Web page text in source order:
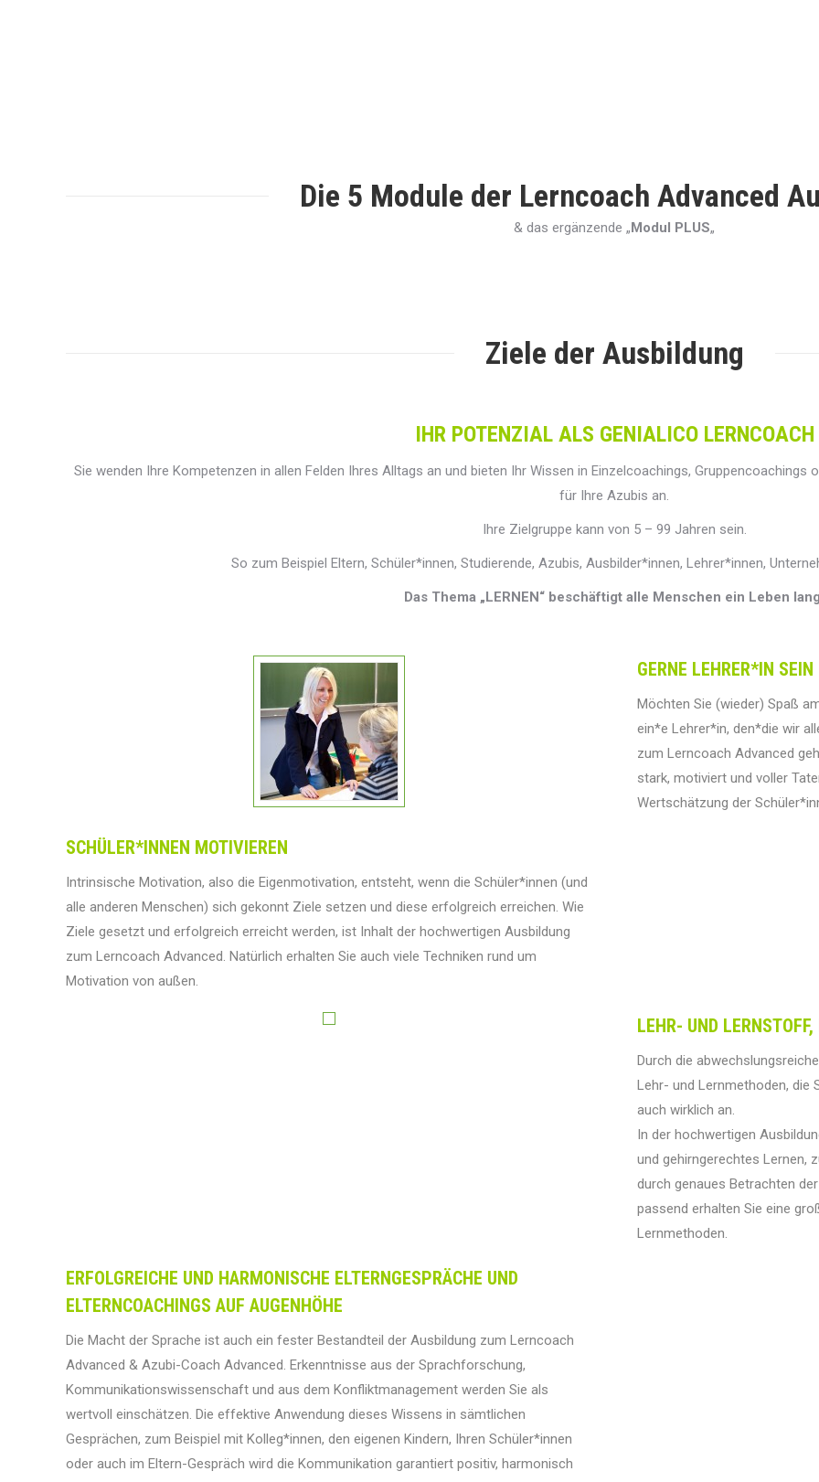
Die 5 Module der Lerncoach Advanced
& das ergänzende „Modul PLUS„
Ziele der Ausbildung
IHR POTENZIAL ALS GENIALICO LERNCOACH
Sie wenden Ihre Kompetenzen in allen Felden Ihres Alltags an und bieten Ihr Wissen in Einzelcoachings,
für Ihre Azubis an.
Ihre Zielgruppe kann von 5 – 99 Jahren sein.
So zum Beispiel Eltern, Schüler*innen, Studierende, Azubis, Ausbilder*innen, Lehrer*innen,
Das Thema „LERNEN“ beschäftigt alle Menschen ein Leben
GERNE LEHRER*IN SEIN
Möchten Sie (wieder) Spaß
ein*e Lehrer*in, den*die wir
zum Lerncoach Advanced
stark, motiviert und voller
Wertschätzung der
SCHÜLER*INNEN MOTIVIEREN
Intrinsische Motivation, also die Eigenmotivation, entsteht, wenn die Schüler*innen (und
alle anderen Menschen) sich gekonnt Ziele setzen und diese erfolgreich erreichen. Wie
Ziele gesetzt und erfolgreich erreicht werden, ist Inhalt der hochwertigen Ausbildung
zum Lerncoach Advanced. Natürlich erhalten Sie auch viele Techniken rund um
Motivation von außen.
LEHR- UND
Durch die
Lehr- und Lernmethoden,
auch wirklich an.
In der hochwertigen
und gehirngerechtes Lernen,
durch genaues Betrachten
passend erhalten Sie eine
Lernmethoden.
ERFOLGREICHE UND HARMONISCHE ELTERNGESPRÄCHE UND
ELTERNCOACHINGS AUF AUGENHÖHE
Die Macht der Sprache ist auch ein fester Bestandteil der Ausbildung zum Lerncoach
Advanced & Azubi-Coach Advanced. Erkenntnisse aus der Sprachforschung,
Kommunikationswissenschaft und aus dem Konfliktmanagement werden Sie als
wertvoll einschätzen. Die effektive Anwendung dieses Wissens in sämtlichen
Gesprächen, zum Beispiel mit Kolleg*innen, den eigenen Kindern, Ihren Schüler*innen
oder auch im Eltern-Gespräch wird die Kommunikation garantiert positiv, harmonisch